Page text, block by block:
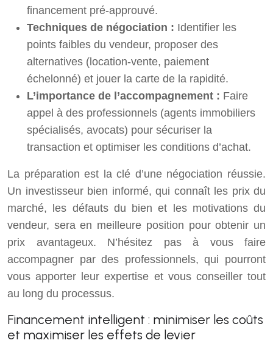
financement pré-approuvé.
Techniques de négociation : Identifier les
points faibles du vendeur, proposer des
alternatives (location-vente, paiement
échelonné) et jouer la carte de la rapidité.
L’importance de l’accompagnement : Faire
appel à des professionnels (agents immobiliers
spécialisés, avocats) pour sécuriser la
transaction et optimiser les conditions d’achat.
La préparation est la clé d’une négociation réussie.
Un investisseur bien informé, qui connaît les prix du
marché, les défauts du bien et les motivations du
vendeur, sera en meilleure position pour obtenir un
prix avantageux. N’hésitez pas à vous faire
accompagner par des professionnels, qui pourront
vous apporter leur expertise et vous conseiller tout
au long du processus.
Financement intelligent : minimiser les coûts
et maximiser les effets de levier